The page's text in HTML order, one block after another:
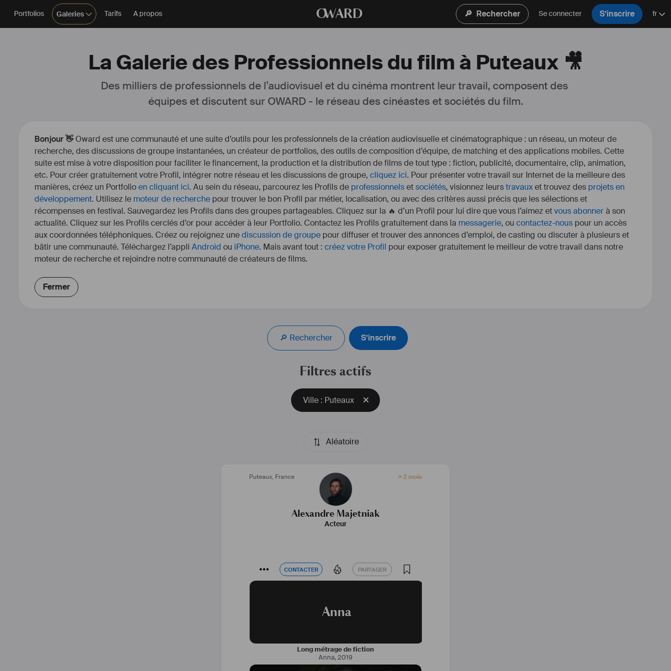
Portfolios Galeries Tarifs A propos OWARD 🔎 Rechercher Se connecter S’inscrire fr
La Galerie des Professionnels du film à Puteaux 🎥
Des milliers de professionnels de l’audiovisuel et du cinéma montrent leur travail, composent des
équipes et discutent sur OWARD - le réseau des cinéastes et sociétés du film.
Bonjour 👋Oward est une communauté et une suite d’outils pour les professionnels de la création audiovisuelle et cinématographique : un réseau, un moteur de
recherche, des discussions de groupe instantanées, un créateur de portfolios, des outils de composition d’équipe, de matching et des applications mobiles. Cette
suite est mise à votre disposition pour faciliter le financement, la production et la distribution de films de tout type : fiction, publicité, documentaire, clip, animation,
etc. Pour créer gratuitement votre Profil, intégrer notre réseau et les discussions de groupe, cliquez ici. Pour présenter votre travail sur Internet de la meilleure des
manières, créez un Portfolioen cliquant ici. Au sein du réseau, parcourez les Profils de professionnelsetsociétés, visionnez leurstravauxet trouvez des projets en
développement. Utilisez le moteur de recherche pour trouver le bon Profil par métier, localisation, ou avec des critères aussi précis que les sélections et
récompenses en festival. Sauvegardez les Profils dans des groupes partageables. Cliquez sur la 🔥 d’un Profil pour lui dire que vous l’aimez etvous abonnerà son
actualité. Cliquez sur les Profils cerclés d’or pour accéder à leur Portfolio. Contactez les Profils gratuitement dans la messagerie, ou contactez-nous pour un accès
aux coordonnées téléphoniques. Créez ou rejoignez unediscussion de groupe pour diffuser et trouver des annonces d’emploi, de casting ou discuter à plusieurs et
bâtir une communauté. Téléchargez l’appli Android ou iPhone. Mais avant tout : créez votre Profil pour exposer gratuitement le meilleur de votre travail dans notre
moteur de recherche et rejoindre notre communauté de créateurs de films.
Fermer
🔎 Rechercher S’inscrire
Filtres actifs
Ville : Puteaux
Aléatoire
Puteaux, France > 2 mois
Alexandre Majetniak
Acteur
CONTACTER PARTAGER
CONTACTER PARTAGER
Anna
Long métrage de fiction
Anna,2019